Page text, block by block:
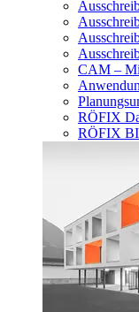
CAM –
RÖFIX
RÖFIX